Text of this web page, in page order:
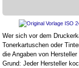
Wer sich vor dem
Tonerkartuschen oder
die Angaben von
Grund: Jeder Hersteller